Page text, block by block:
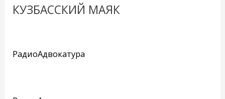
КУЗБАССКИЙ МАЯК
РадиоАдвокатура